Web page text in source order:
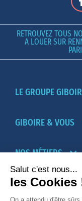
RETROUVEZ TOUS
A LOUER SUR
LE GROUPE
GIBOIRE & VOUS
NOS MÉTIERS
PARTENAIRES